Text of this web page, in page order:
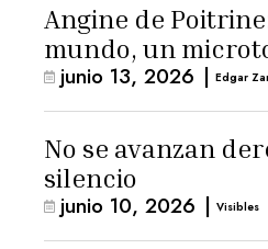
Angine de
mundo, un
junio 13, 2026 | Edgar
No se avanzan
silencio
junio 10, 2026 | Visibles